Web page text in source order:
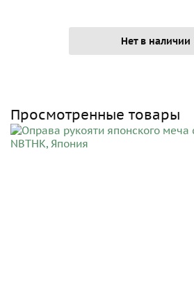
Нет в наличии
Просмотренные товары